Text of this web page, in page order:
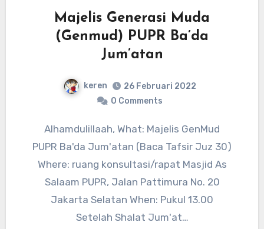
Majelis Generasi Muda
(Genmud) PUPR Ba’da
Jum’atan
keren
26 Februari 2022
0 Comments
Alhamdulillaah, What: Majelis GenMud
PUPR Ba'da Jum'atan (Baca Tafsir Juz 30)
Where: ruang konsultasi/rapat Masjid As
Salaam PUPR, Jalan Pattimura No. 20
Jakarta Selatan When: Pukul 13.00
Setelah Shalat Jum'at…